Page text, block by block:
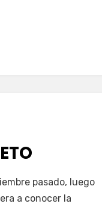
pasado, luego
a conocer la